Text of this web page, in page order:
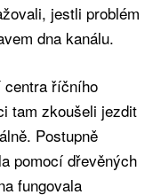
jestli problém
dna kanálu.
centra říčního
tam zkoušeli jezdit
Postupně
pomocí dřevěných
fungovala